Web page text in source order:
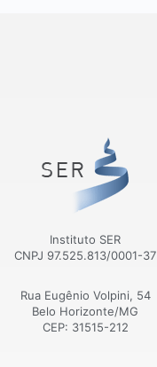
Instituto SER
CNPJ 97.525.813/0001-37
Rua Eugênio Volpini, 54
Belo Horizonte/MG
CEP: 31515-212